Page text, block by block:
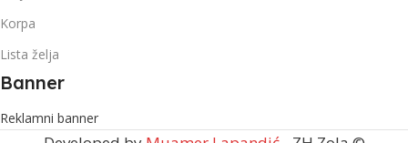
Korpa
Lista želja
Banner
Reklamni banner